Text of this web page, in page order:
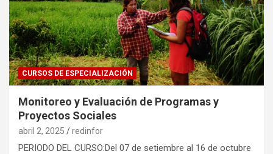
CURSOS DE ESPECIALIZACIÓN
Monitoreo y Evaluación de Programas y
Proyectos Sociales
abril 2, 2025 redinfor
PERIODO DEL CURSO:Del 07 de setiembre al 16 de octubre